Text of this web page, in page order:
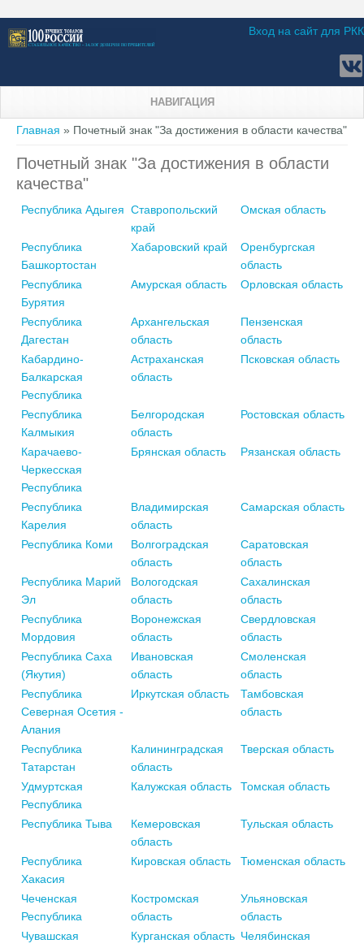
Вход на сайт для РКК
НАВИГАЦИЯ
Вы здесь
Главная » Почетный знак "За достижения в области качества"
Почетный знак "За достижения в области
качества"
Республика Адыгея Ставропольский
край
Омская область
Республика
Башкортостан
Хабаровский край
Оренбургская
область
Республика
Бурятия
Амурская область Орловская область
Республика
Дагестан
Архангельская
область
Пензенская
область
Кабардино-
Балкарская
Республика
Астраханская
область
Псковская область
Республика
Калмыкия
Белгородская
область
Ростовская область
Карачаево-
Черкесская
Республика
Брянская область Рязанская область
Республика
Карелия
Владимирская
область
Самарская область
Республика Коми
Волгоградская
область
Саратовская
область
Республика Марий
Эл
Вологодская
область
Сахалинская
область
Республика
Мордовия
Воронежская
область
Свердловская
область
Республика Саха
(Якутия)
Ивановская
область
Смоленская
область
Республика
Северная Осетия -
Алания
Иркутская область
Тамбовская
область
Республика
Татарстан
Калининградская
область
Тверская область
Удмуртская
Республика
Калужская область Томская область
Республика Тыва
Кемеровская
область
Тульская область
Республика
Хакасия
Кировская область Тюменская область
Чеченская
Республика
Костромская
область
Ульяновская
область
Чувашская
Курганская область Челябинская